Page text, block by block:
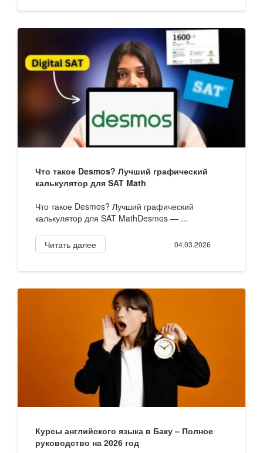
Что такое Desmos? Лучший графический
калькулятор для SAT Math
Что такое Desmos? Лучший графический
калькулятор для SAT MathDesmos — ...
Читать далее 04.03.2026
Курсы английского языка в Баку – Полное
руководство на 2026 год